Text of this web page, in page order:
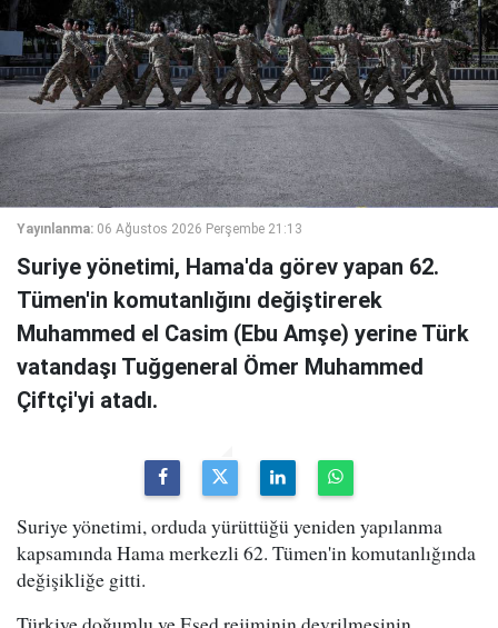
Yayınlanma: 06 Ağustos 2026 Perşembe 21:13
Suriye yönetimi, Hama'da görev yapan 62.
Tümen'in komutanlığını değiştirerek
Muhammed el Casim (Ebu Amşe) yerine Türk
vatandaşı Tuğgeneral Ömer Muhammed
Çiftçi'yi atadı.
Suriye yönetimi, orduda yürüttüğü yeniden yapılanma
kapsamında Hama merkezli 62. Tümen'in komutanlığında
değişikliğe gitti.